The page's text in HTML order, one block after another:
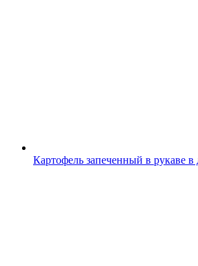
Картофель запеченный в рукаве в